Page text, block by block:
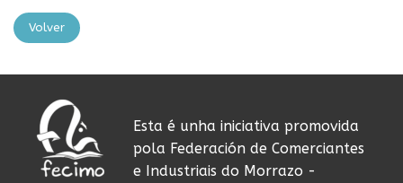
Volver
Esta é unha iniciativa promovida
pola Federación de Comerciantes
e Industriais do Morrazo -